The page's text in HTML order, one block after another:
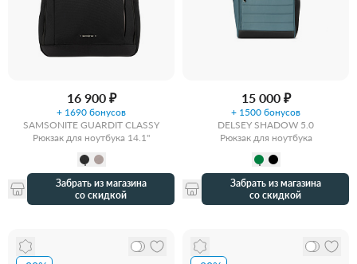
16 900 ₽
+ 1690 бонусов
SAMSONITE GUARDIT CLASSY
Рюкзак для ноутбука 14.1"
Забрать из магазина
со скидкой
15 000 ₽
+ 1500 бонусов
DELSEY SHADOW 5.0
Рюкзак для ноутбука
Забрать из магазина
со скидкой